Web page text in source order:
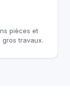
pièces et
travaux.